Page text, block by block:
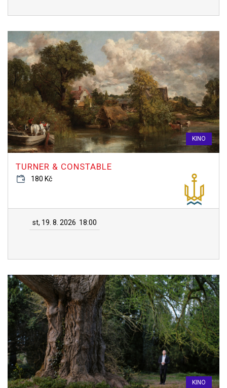
KINO
TURNER & CONSTABLE
180 Kč
st, 19. 8. 2026 18:00
KINO